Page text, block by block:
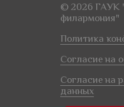
© 2026 ГАУК
филармония"
Политика
Согласие на
Согласие на
данных